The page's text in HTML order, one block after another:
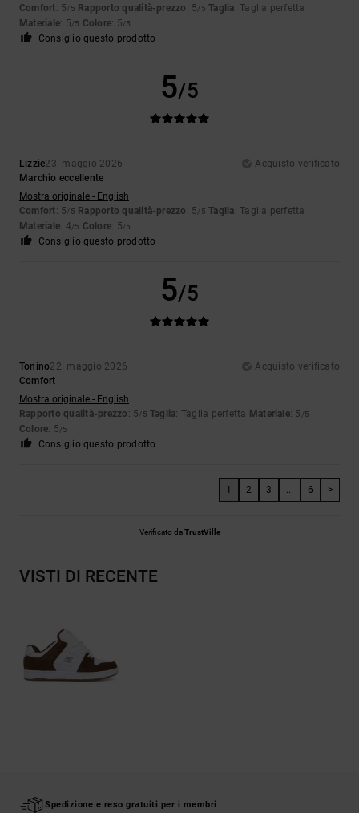
Comfort: 5/5 Rapporto qualità-prezzo : 5/5 Taglia: Taglia perfetta
Materiale: 5/5 Colore: 5/5
Consiglio questo prodotto
5/5
Lizzie23. maggio 2026
Acquisto verificato
Marchio eccellente
Mostra originale - English
Comfort: 5/5 Rapporto qualità-prezzo : 5/5 Taglia: Taglia perfetta
Materiale: 4/5 Colore: 5/5
Consiglio questo prodotto
5/5
Tonino22. maggio 2026
Acquisto verificato
Comfort
Mostra originale - English
Rapporto qualità-prezzo : 5/5 Taglia: Taglia perfetta Materiale: 5 /5
Colore: 5/5
Consiglio questo prodotto
1 2 3 ... 6 >
Verificato daTrustVille
VISTI DI RECENTE
Spedizione e reso gratuiti per i membri